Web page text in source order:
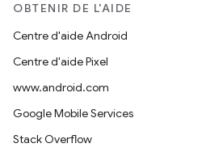
OBTENIR DE L'AIDE
Centre d'aide Android
Centre d'aide Pixel
www.android.com
Google Mobile Services
Stack Overflow